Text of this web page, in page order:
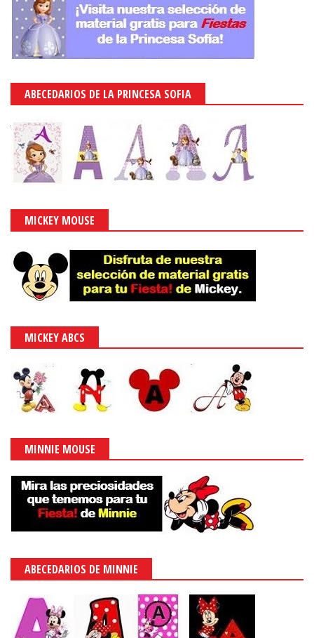
ABECEDARIOS DE LA PRINCESA SOFIA
MICKEY MOUSE
MICKEY ABCS
MINNIE MOUSE
ABECEDARIOS DE MINNIE